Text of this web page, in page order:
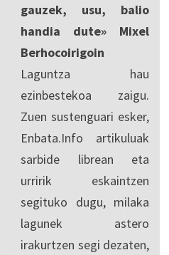
gauzek, usu, balio
handia dute» Mixel
Berhocoirigoin
Laguntza hau
ezinbestekoa zaigu.
Zuen sustenguari esker,
Enbata.Info artikuluak
sarbide librean eta
urririk eskaintzen
segituko dugu, milaka
lagunek astero
irakurtzen segi dezaten,